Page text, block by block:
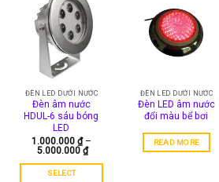
ĐÈN LED DƯỚI NƯỚC
Đèn âm nước
HDUL-6 sáu bóng
LED
1.000.000 ₫–
5.000.000 ₫
SELECT
ĐÈN LED DƯỚI NƯỚC
Đèn LED âm nước
đổi màu bể bơi
READ MORE